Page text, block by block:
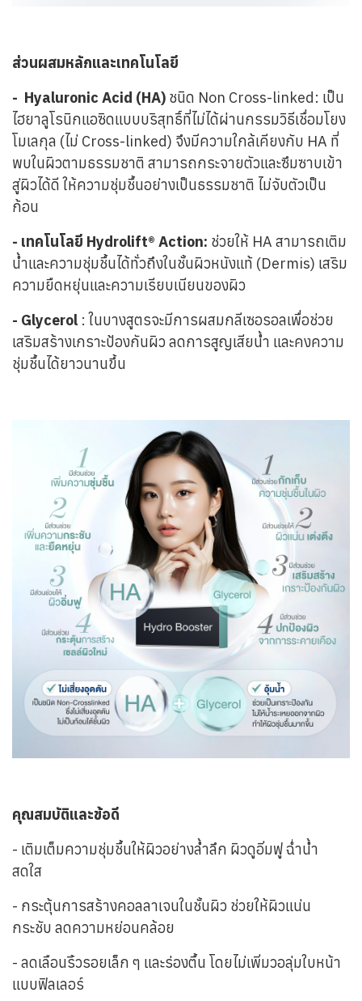
ส่วนผสมหลักและเทคโนโลยี
- Hyaluronic Acid (HA) ชนิด Non Cross-linked: เป็น
ไฮยาลูโรนิกแอซิดแบบบริสุทธิ์ที่ไม่ได้ผ่านกรรมวิธีเชื่อมโยง
โมเลกุล (ไม่ Cross-linked) จึงมีความใกล้เคียงกับ HA ที่
พบในผิวตามธรรมชาติ สามารถกระจายตัวและซึมซาบเข้า
สู่ผิวได้ดี ให้ความชุ่มชื้นอย่างเป็นธรรมชาติ ไม่จับตัวเป็น
ก้อน
- เทคโนโลยี Hydrolift® Action: ช่วยให้ HA สามารถเติม
น้ำและความชุ่มชื้นได้ทั่วถึงในชั้นผิวหนังแท้ (Dermis) เสริม
ความยืดหยุ่นและความเรียบเนียนของผิว
- Glycerol : ในบางสูตรจะมีการผสมกลีเซอรอลเพื่อช่วย
เสริมสร้างเกราะป้องกันผิว ลดการสูญเสียน้ำ และคงความ
ชุ่มชื้นได้ยาวนานขึ้น
คุณสมบัติและข้อดี
- เติมเต็มความชุ่มชื้นให้ผิวอย่างล้ำลึก ผิวดูอิ่มฟู ฉ่ำน้ำ
สดใส
- กระตุ้นการสร้างคอลลาเจนในชั้นผิว ช่วยให้ผิวแน่น
กระชับ ลดความหย่อนคล้อย
- ลดเลือนริ้วรอยเล็ก ๆ และร่องตื้น โดยไม่เพิ่มวอลุ่มใบหน้า
แบบฟิลเลอร์